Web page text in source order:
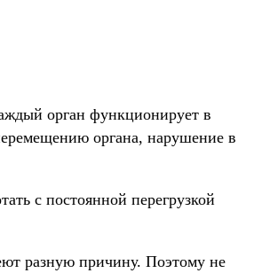
орган функционирует в
органа, нарушение в
с постоянной перегрузкой
разную причину. Поэтому не